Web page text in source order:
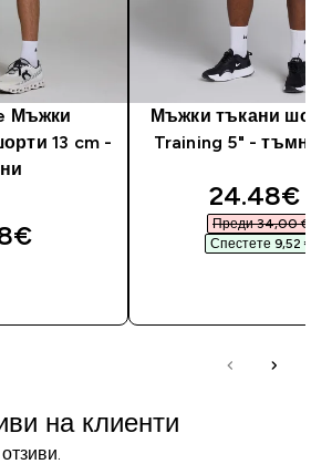
Мъжки
13 cm -
Мъжки тъкани
Training 5" - тъмно
24.48€‎
Преди 34,00 €‎
Спестете 9,52 €‎
на клиенти